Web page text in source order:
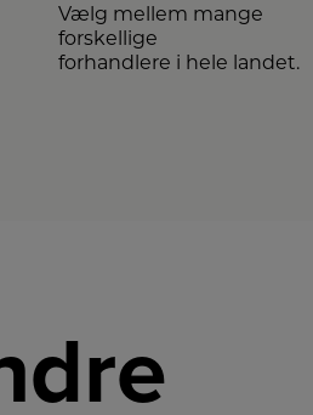
Vælg mellem mange
forskellige
forhandlere i hele landet.